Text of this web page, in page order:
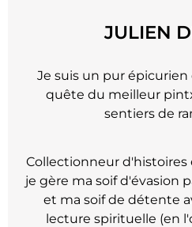
JULIEN
Je suis un pur
quête du meilleur
sentiers de
Collectionneur
je gère ma soif d'évasion
et ma soif de détente
lecture spirituelle (en